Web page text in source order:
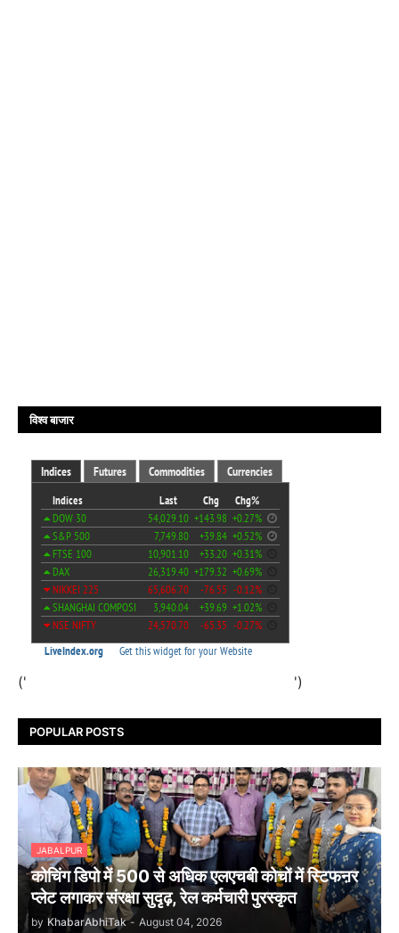
विश्व बाजार
(' ')
POPULAR POSTS
JABALPUR
कोचिंग डिपो में 500 से अधिक एलएचबी कोचों में स्टिफऩर
प्लेट लगाकर संरक्षा सुदृढ़, रेल कर्मचारी पुरस्कृत
by KhabarAbhiTak - August 04, 2026